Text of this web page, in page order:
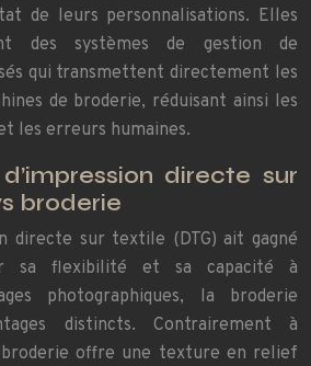
de leurs personnalisations. Elles
des systèmes de gestion de
qui transmettent directement les
de broderie, réduisant ainsi les
les erreurs humaines.
directe sur
broderie
directe sur textile (DTG) ait gagné
sa flexibilité et sa capacité à
photographiques, la broderie
distincts. Contrairement à
broderie offre une texture en relief